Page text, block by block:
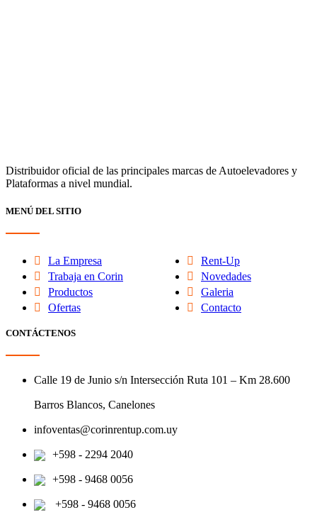
Distribuidor oficial de las principales marcas de Autoelevadores y
Plataformas a nivel mundial.
MENÚ DEL SITIO
La Empresa
Trabaja en Corin
Productos
Ofertas
Rent-Up
Novedades
Galeria
Contacto
CONTÁCTENOS
Calle 19 de Junio s/n Intersección Ruta 101 – Km 28.600
Barros Blancos, Canelones
infoventas@corinrentup.com.uy
+598 - 2294 2040
+598 - 9468 0056
+598 - 9468 0056